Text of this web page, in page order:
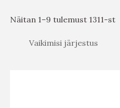
Näitan 1–9 tulemust 1311-st